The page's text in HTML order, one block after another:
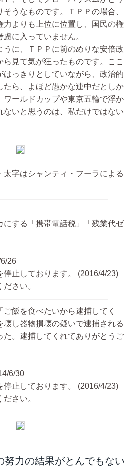
うなものです。ＴＰＰの場合、
力よりも上位に位置し、国民の権
に入っていません。
うに、ＴＰＰに前のめりな安倍政
見て気が狂ったものです。ここ
はっきりとしていながら、政治的
たら、よほど愚かな連中だとしか
ワールドカップや東京五輪で浮か
ないと思うのは、私だけではない
太字はシャンティ・フーラによる
にする「携帯電話税」「残業代ゼ
26
停止しております。 (2016/4/23)
さい。
ご飯を食べたいから逮捕してく
壊し器物損壊の疑いで逮捕される
。逮捕してくれてありがとうご
6/30
停止しております。 (2016/4/23)
さい。
努力の結果がとんでもない